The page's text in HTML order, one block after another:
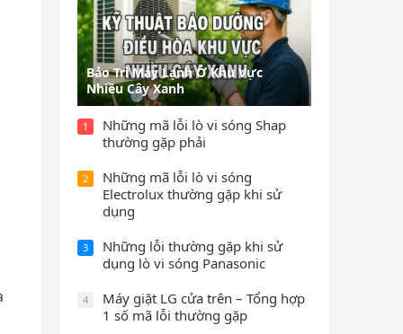
Bảo Trì Máy Lạnh Ở Khu Vực
Nhiều Cây Xanh
1
Những mã lỗi lò vi sóng Shap
thường gặp phải
2
Những mã lỗi lò vi sóng
Electrolux thường gặp khi sử
dụng
3
Những lỗi thường gặp khi sử
dụng lò vi sóng Panasonic
4
Máy giặt LG cửa trên – Tổng hợp
1 số mã lỗi thường gặp